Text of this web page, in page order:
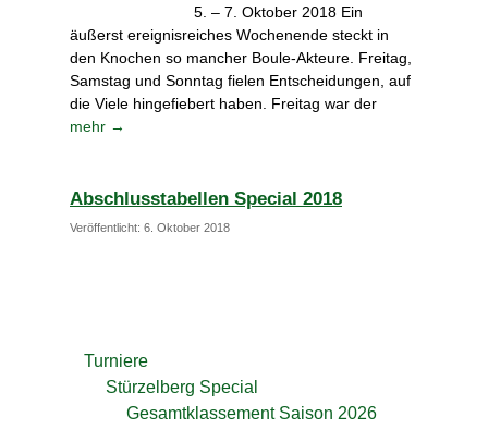
5. – 7. Oktober 2018 Ein
äußerst ereignisreiches Wochenende steckt in
den Knochen so mancher Boule-Akteure. Freitag,
Samstag und Sonntag fielen Entscheidungen, auf
die Viele hingefiebert haben. Freitag war der
mehr →
Abschlusstabellen Special 2018
Veröffentlicht: 6. Oktober 2018
Turniere
Stürzelberg Special
Gesamtklassement Saison 2026